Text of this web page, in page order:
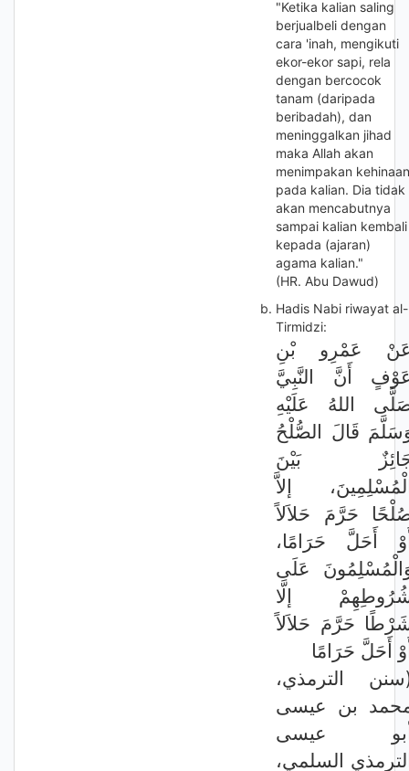
"Ketika kalian saling
berjualbeli dengan
cara 'inah, mengikuti
ekor-ekor sapi, rela
dengan bercocok
tanam (daripada
beribadah), dan
meninggalkan jihad
maka Allah akan
menimpakan kehinaan
pada kalian. Dia tidak
akan mencabutnya
sampai kalian kembali
kepada (ajaran)
agama kalian."
(HR. Abu Dawud)
Hadis Nabi riwayat al-
Tirmidzi:
عَمْرِو بْنِ
أَنَّ النَّبِيَّ
اللهُ عَلَيْهِ
قَالَ الصُّلْحُ
بَيْنَ
إلاَّ
حَرَّمَ حَلاَلاً
أَحَلَّ حَرَامًا،
عَلَى
إلَّا
حَرَّمَ حَلاَلاً
أَحَلَّ حَرَامًا
الترمذي،
بن عيسى
عيسى
السلمي،